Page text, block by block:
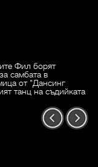
Фил борят
самбата в
от "Дансинг
танц на съдийката